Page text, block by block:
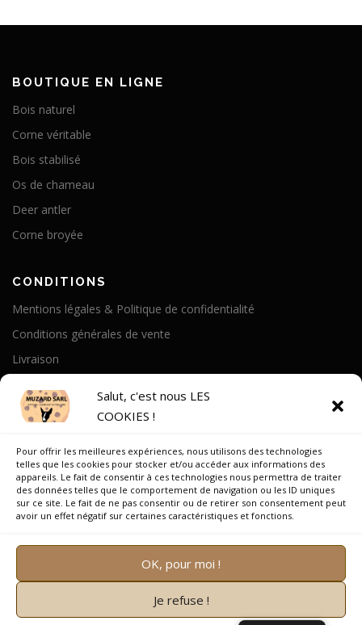
Salut, c'est nous LES
COOKIES !
Pour offrir les meilleures expériences, nous utilisons des technologies
telles que les cookies pour stocker et/ou accéder aux informations des
appareils. Le fait de consentir à ces technologies nous permettra de traiter
des données telles que le comportement de navigation ou les ID uniques
sur ce site. Le fait de ne pas consentir ou de retirer son consentement peut
avoir un effet négatif sur certaines caractéristiques et fonctions.
OK, pour moi !
Je refuse !
BOUTIQUE EN LIGNE
Bois naturel
Corne véritable
Bois stabilisé
Os de chameau
Deer antler
Corne broyée
CONDITIONS
Mentions légales & Politique de confidentialité
Conditions générales de vente
Livraison
Notre Histoire
On parle de nous
Recrutement
Copyright © 2026 Muzard SARL